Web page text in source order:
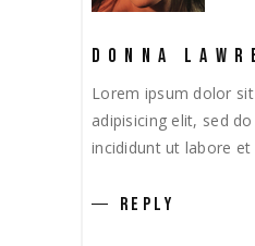
DONNA
Lorem ipsum dolor
adipisicing elit, sed
incididunt ut labore
REPLY